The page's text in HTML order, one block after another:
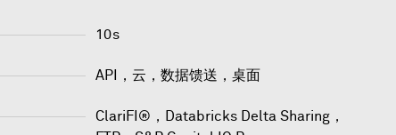
10s
API，云，数据馈送，桌面
ClariFI® ， Databricks Delta Sharing，